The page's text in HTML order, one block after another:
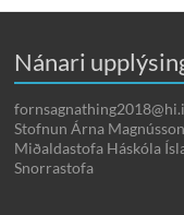
Nánari
Stofnun Árna
Miðaldastofa Háskóla
Snorrastofa